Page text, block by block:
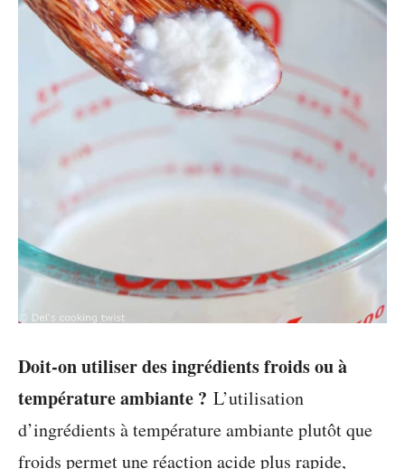
Doit-on utiliser des ingrédients froids ou à
température ambiante ? L’utilisation
d’ingrédients à température ambiante plutôt que
froids permet une réaction acide plus rapide,